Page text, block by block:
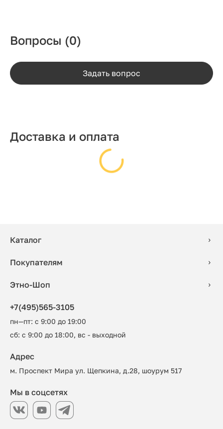
Вопросы (0)
Задать вопрос
Доставка и оплата
Каталог
Покупателям
Этно-Шоп
+7(495)565-3105
пн—пт: с 9:00 до 19:00
сб: с 9:00 до 18:00, вс - выходной
Адрес
м. Проспект Мира ул. Щепкина, д.28, шоурум 517
Мы в соцсетях